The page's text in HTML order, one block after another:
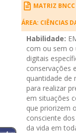
MATRIZ
ÁREA: CIÊNCIAS
Habilidade:
com ou sem o
digitais
conservações
quantidade de
para realizar
em situações
que priorizem
consciente
da vida em